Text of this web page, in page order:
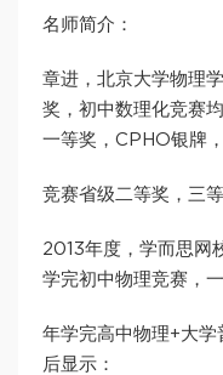
名师简介：
章进，北京大学物理
奖，初中数理化竞赛
一等奖，CPHO银牌
竞赛省级二等奖，三等
2013年度，学而思网
学完初中物理竞赛，一
年学完高中物理+大学
后显示：